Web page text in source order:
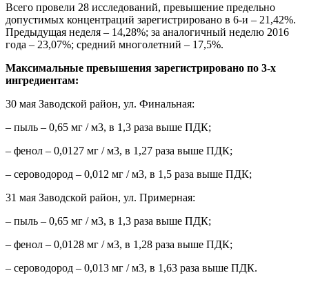
Всего провели 28 исследований, превышение предельно
допустимых концентраций зарегистрировано в 6-и – 21,42%.
Предыдущая неделя – 14,28%; за аналогичный неделю 2016
года – 23,07%; средний многолетний – 17,5%.
Максимальные превышения зарегистрировано по 3-х
ингредиентам:
30 мая Заводской район, ул. Финальная:
– пыль – 0,65 мг / м3, в 1,3 раза выше ПДК;
– фенол – 0,0127 мг / м3, в 1,27 раза выше ПДК;
– сероводород – 0,012 мг / м3, в 1,5 раза выше ПДК;
31 мая Заводской район, ул. Примерная:
– пыль – 0,65 мг / м3, в 1,3 раза выше ПДК;
– фенол – 0,0128 мг / м3, в 1,28 раза выше ПДК;
– сероводород – 0,013 мг / м3, в 1,63 раза выше ПДК.